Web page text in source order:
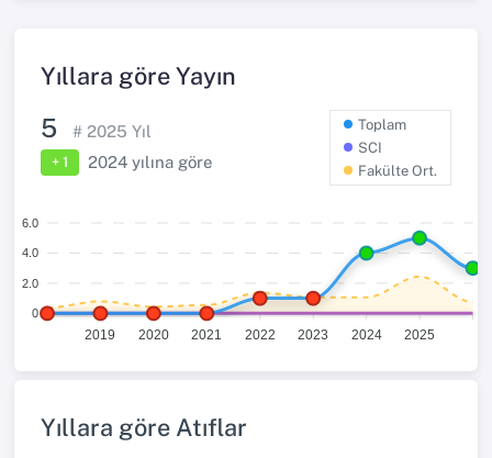
Yıllara göre Yayın
5 # 2025 Yıl
+ 1 2024 yılına göre
Toplam
SCI
Fakülte Ort.
6.0
4.0
2.0
0
2019 2020 2021 2022 2023 2024 2025
Yıllara göre Atıflar